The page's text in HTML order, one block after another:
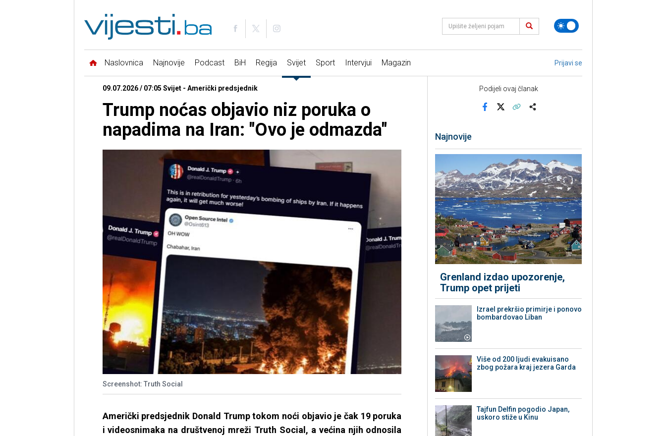
Naslovnica Najnovije Podcast BiH Regija Svijet Sport Intervjui Magazin Prijavi se
09.07.2026 / 07:05 Svijet - Američki predsjednik
Trump noćas objavio niz poruka o
napadima na Iran: "Ovo je odmazda"
Screenshot: Truth Social
Američki predsjednik Donald Trump tokom noći objavio je čak 19 poruka
i videosnimaka na društvenoj mreži Truth Social, a većina njih odnosila
Podijeli ovaj članak
Najnovije
Grenland izdao upozorenje,
Trump opet prijeti
Izrael prekršio primirje i ponovo
bombardovao Liban
Više od 200 ljudi evakuisano
zbog požara kraj jezera Garda
Tajfun Delfin pogodio Japan,
uskoro stiže u Kinu